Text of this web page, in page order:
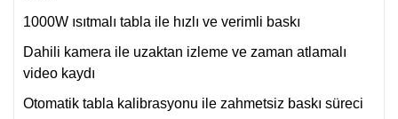
1000W ısıtmalı tabla ile hızlı ve verimli baskı
Dahili kamera ile uzaktan izleme ve zaman atlamalı
video kaydı
Otomatik tabla kalibrasyonu ile zahmetsiz baskı süreci